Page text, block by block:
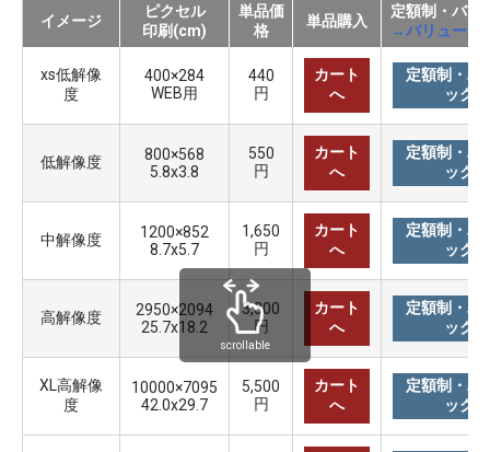
イメージ
ピクセル
印刷(cm)
単品価
格
単品購入
定額制・バリ
→バリューパ
xs低解像
度
400×284
WEB用
440
円
カート
へ
定額制・バ
ック
低解像度
800×568
5.8x3.8
550
円
カート
へ
定額制・バ
ック
中解像度
1200×852
8.7x5.7
1,650
円
カート
へ
定額制・バ
ック
高解像度
2950×2094
25.7x18.2
3,300
円
カート
へ
定額制・バ
ック
XL高解像
度
10000×7095
42.0x29.7
5,500
円
カート
へ
定額制・バ
ック
scrollable